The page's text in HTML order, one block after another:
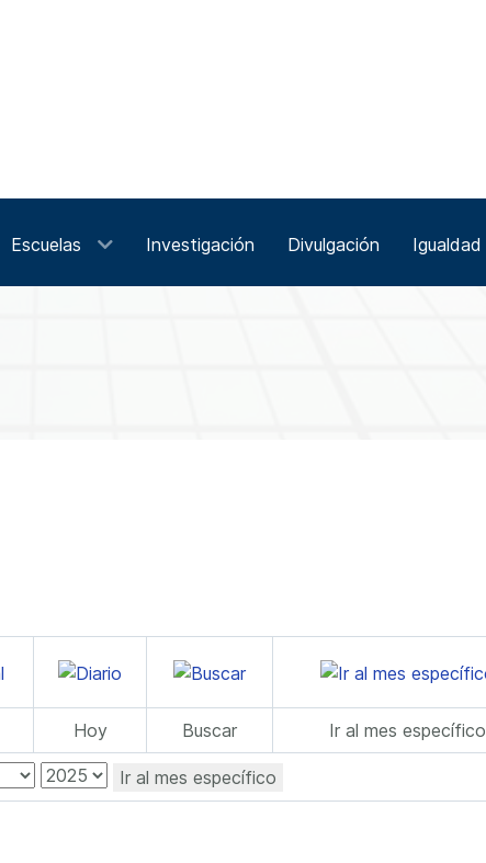
Escuelas Investigación Divulgación Igualdad
Hoy Buscar Ir al mes específico
Ir al mes específico